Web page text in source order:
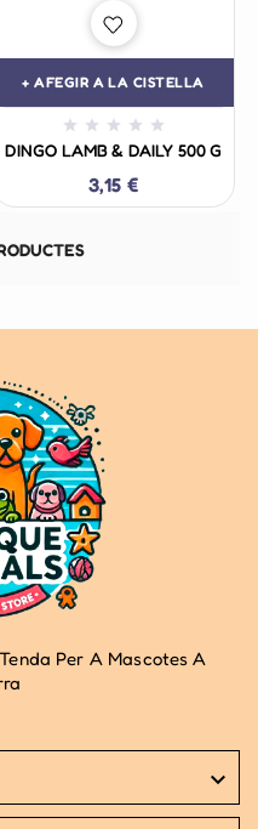
+ AFEGIR A LA CISTELLA
    
DINGO LAMB & DAILY 500 G
3,15 €
Per A Mascotes A
